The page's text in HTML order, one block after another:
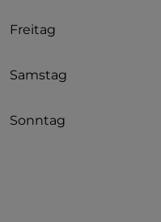
Freitag
Samstag
Sonntag